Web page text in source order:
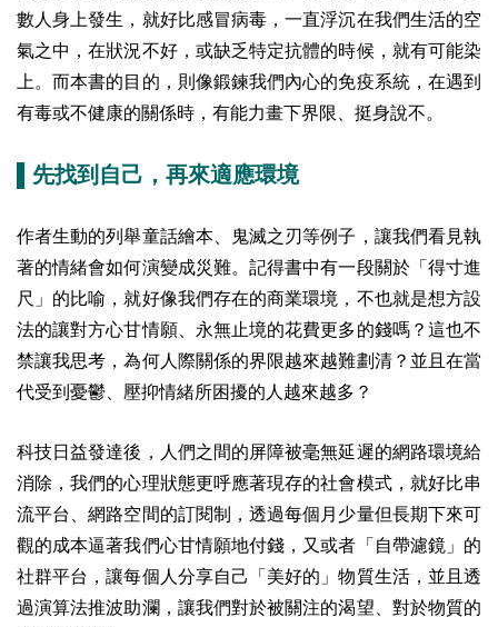
數人身上發生，就好比感冒病毒，一直浮沉在我們生活的空
氣之中，在狀況不好，或缺乏特定抗體的時候，就有可能染
上。而本書的目的，則像鍛鍊我們內心的免疫系統，在遇到
有毒或不健康的關係時，有能力畫下界限、挺身說不。
▌先找到自己，再來適應環境
作者生動的列舉童話繪本、鬼滅之刃等例子，讓我們看見執
著的情緒會如何演變成災難。記得書中有一段關於「得寸進
尺」的比喻，就好像我們存在的商業環境，不也就是想方設
法的讓對方心甘情願、永無止境的花費更多的錢嗎？這也不
禁讓我思考，為何人際關係的界限越來越難劃清？並且在當
代受到憂鬱、壓抑情緒所困擾的人越來越多？
科技日益發達後，人們之間的屏障被毫無延遲的網路環境給
消除，我們的心理狀態更呼應著現存的社會模式，就好比串
流平台、網路空間的訂閱制，透過每個月少量但長期下來可
觀的成本逼著我們心甘情願地付錢，又或者「自帶濾鏡」的
社群平台，讓每個人分享自己「美好的」物質生活，並且透
過演算法推波助瀾，讓我們對於被關注的渴望、對於物質的